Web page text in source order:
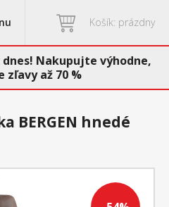
Košík: prázdny
Nakupujte výhodne,
zľavy až 70 %
BERGEN hnedé